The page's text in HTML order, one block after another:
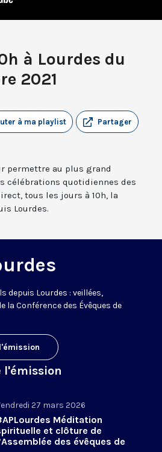
à Lourdes du
2021
Partager
à ma playlist
permettre au plus grand
célébrations quotidiennes des
tous les jours à 10h, la
Lourdes.
depuis Lourdes : veillées,
la Conférence des Évêques de
l'émission
27 mars 2026
Méditation
et clôture de
des évêques de